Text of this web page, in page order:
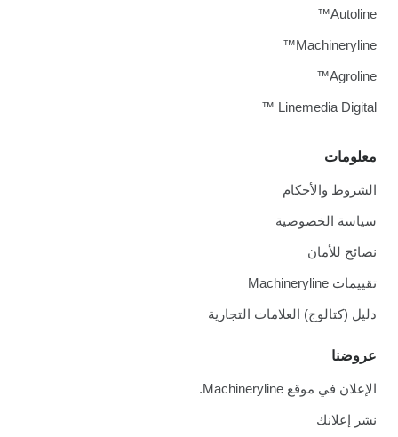
معلومات
الشروط والأحكام
سياسة الخصوصية
نصائح للأمان
تقييمات Machineryline
دليل (كتالوج) العلامات التجارية
عروضنا
الإعلان في موقع Machineryline.
نشر إعلانك
Autoline™
Machineryline™
Agroline™
Linemedia Digital ™